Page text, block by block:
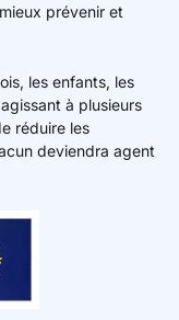
prévenir et
les enfants, les
à plusieurs
réduire les
deviendra agent